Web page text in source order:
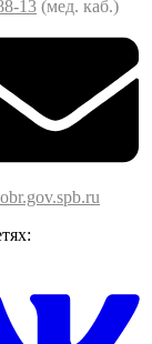
13 (мед. каб.)